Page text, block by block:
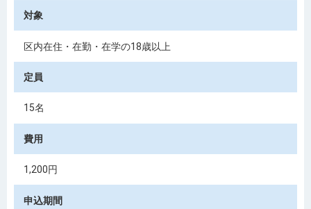
対象
区内在住・在勤・在学の18歳以上
定員
15名
費用
1,200円
申込期間